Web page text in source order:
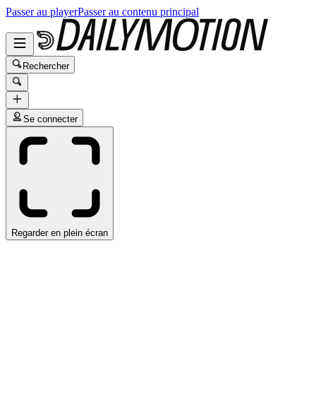
Passer au playerPasser au contenu principal
Rechercher
Se connecter
Regarder en plein écran